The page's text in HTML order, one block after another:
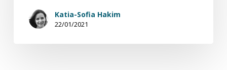
Katia-Sofia Hakim
22/01/2021